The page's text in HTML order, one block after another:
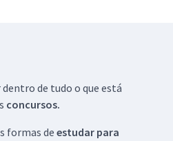
de tudo o que está
concursos.
formas de estudar para